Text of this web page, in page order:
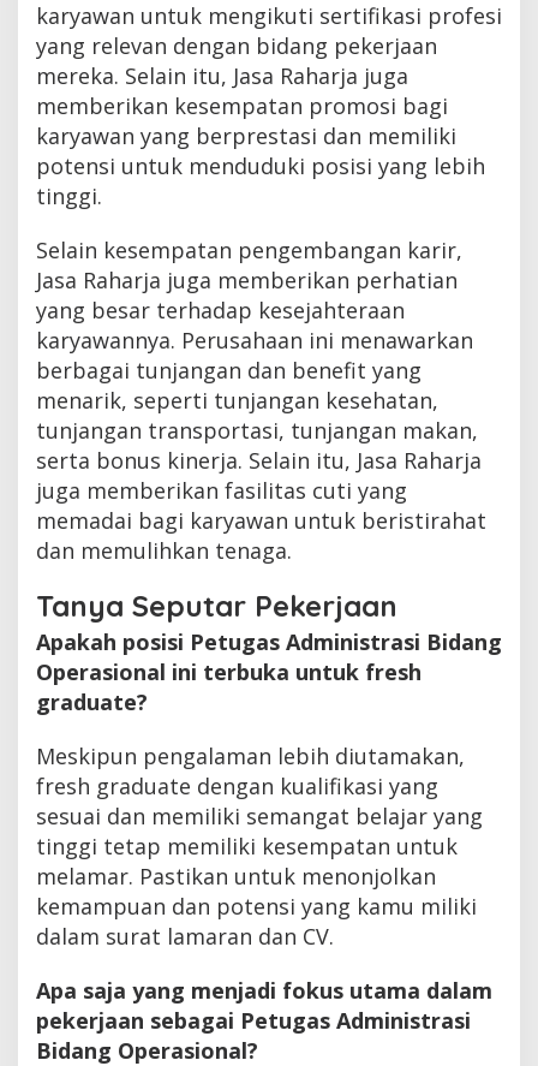
karyawan untuk mengikuti sertifikasi profesi
yang relevan dengan bidang pekerjaan
mereka. Selain itu, Jasa Raharja juga
memberikan kesempatan promosi bagi
karyawan yang berprestasi dan memiliki
potensi untuk menduduki posisi yang lebih
tinggi.
Selain kesempatan pengembangan karir,
Jasa Raharja juga memberikan perhatian
yang besar terhadap kesejahteraan
karyawannya. Perusahaan ini menawarkan
berbagai tunjangan dan benefit yang
menarik, seperti tunjangan kesehatan,
tunjangan transportasi, tunjangan makan,
serta bonus kinerja. Selain itu, Jasa Raharja
juga memberikan fasilitas cuti yang
memadai bagi karyawan untuk beristirahat
dan memulihkan tenaga.
Tanya Seputar Pekerjaan
Apakah posisi Petugas Administrasi Bidang
Operasional ini terbuka untuk fresh
graduate?
Meskipun pengalaman lebih diutamakan,
fresh graduate dengan kualifikasi yang
sesuai dan memiliki semangat belajar yang
tinggi tetap memiliki kesempatan untuk
melamar. Pastikan untuk menonjolkan
kemampuan dan potensi yang kamu miliki
dalam surat lamaran dan CV.
Apa saja yang menjadi fokus utama dalam
pekerjaan sebagai Petugas Administrasi
Bidang Operasional?